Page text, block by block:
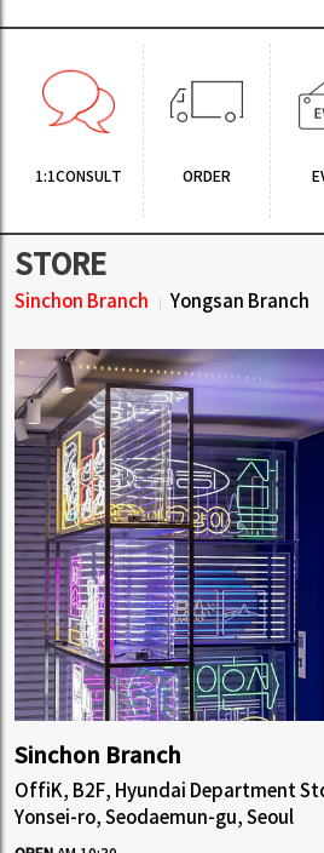
1:1CONSULT ORDER
STORE
Sinchon Branch Yongsan Branch
Sinchon Branch
OffiK, B2F, Hyundai Department
Yonsei-ro, Seodaemun-gu, Seoul